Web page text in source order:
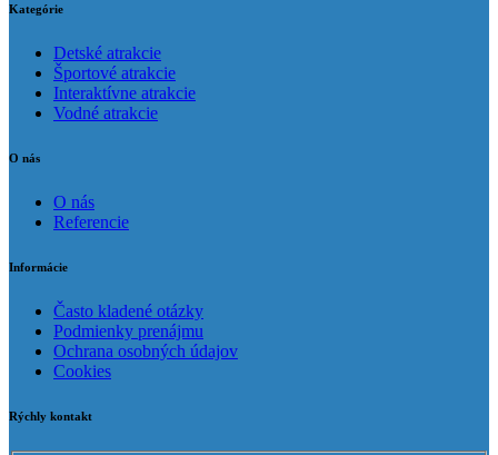
Kategórie
Detské atrakcie
Športové atrakcie
Interaktívne atrakcie
Vodné atrakcie
O nás
O nás
Referencie
Informácie
Často kladené otázky
Podmienky prenájmu
Ochrana osobných údajov
Cookies
Rýchly kontakt